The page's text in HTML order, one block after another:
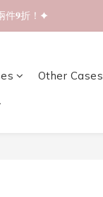
件𝟗折！✦
件𝟗折！✦
件𝟗折！✦Other Cases